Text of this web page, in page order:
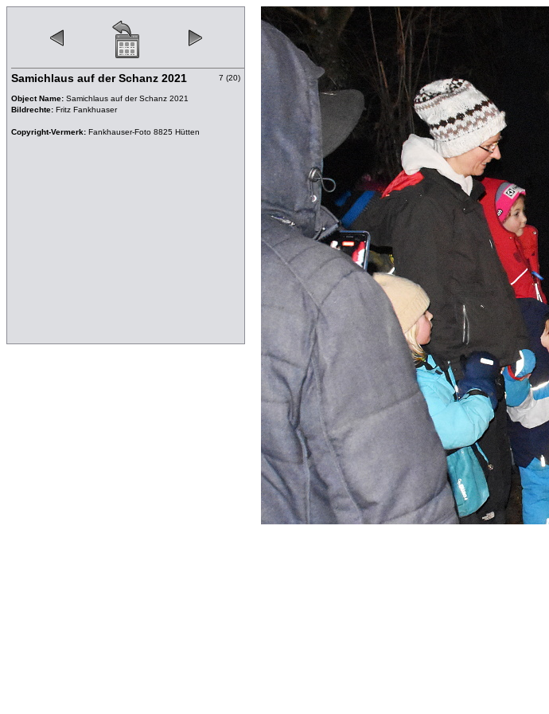
Samichlaus auf der Schanz 2021
Object Name: Samichlaus auf der Schanz 2021
Bildrechte: Fritz Fankhuaser
Copyright-Vermerk: Fankhauser-Foto 8825 Hütten
7 (20)